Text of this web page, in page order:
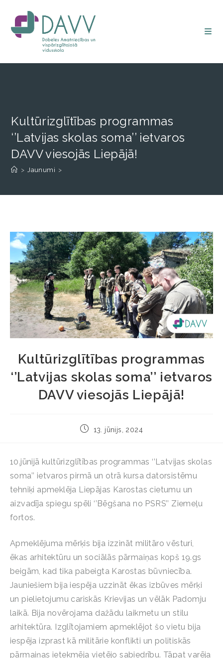
Kultūrizglītības programmas
‘’Latvijas skolas soma’’ ietvaros
DAVV viesojās Liepājā!
> Jaunumi >
Kultūrizglītības programmas
‘’Latvijas skolas soma’’ ietvaros
DAVV viesojās Liepājā!
13. jūnijs, 2024
10.jūnijā kultūrizglītības programmas ‘’Latvijas skolas
soma’’ ietvaros pirmā un otrā kursa datorsistēmu
tehniķi apmeklēja Liepājas Karostas cietumu un
aizvadīja spiegu spēli ‘’Bēgšana no PSRS’’ Ziemeļu
fortos.
Apmeklējuma mērķis bija izzināt militāro vēsturi,
ēkas arhitektūru un sociālās pārmaiņas kopš 19.gs
beigām, kad tika pabeigta Karostas būvniecība.
Jauniešiem bija iespēja uzzināt ēkas izbūves mērķi
un pielietojumu cariskās Krievijas un vēlāk Padomju
laikā. Bija novērojama dažādu laikmetu un stilu
arhitektūra. Izglītojamiem apmeklējot šo vietu bija
iespēja izprast kā militārie konflikti un politiskās
pārmaiņas ietekmēja vietējo sabiedrību. Tāpat varēja